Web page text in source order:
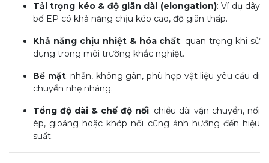
Tải trọng kéo & độ giãn dài (elongation): Ví dụ dây
bố EP có khả năng chịu kéo cao, độ giãn thấp.
Khả năng chịu nhiệt & hóa chất: quan trọng khi sử
dụng trong môi trường khắc nghiệt.
Bề mặt: nhẵn, không gân, phù hợp vật liệu yêu cầu di
chuyển nhẹ nhàng.
Tổng độ dài & chế độ nối: chiều dài vận chuyển, nối
ép, gioăng hoặc khớp nối cũng ảnh hưởng đến hiệu
suất.